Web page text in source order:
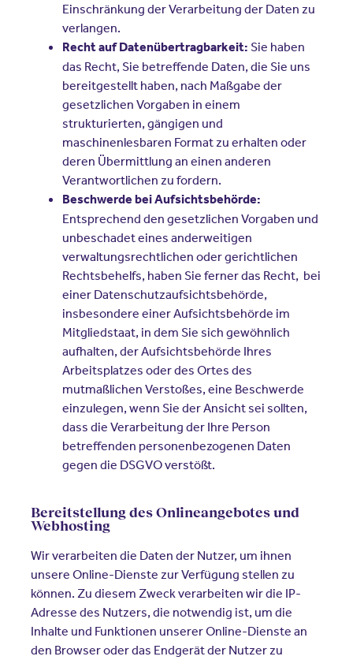
Einschränkung der Verarbeitung der Daten zu
verlangen.
Recht auf Datenübertragbarkeit: Sie haben
das Recht, Sie betreffende Daten, die Sie uns
bereitgestellt haben, nach Maßgabe der
gesetzlichen Vorgaben in einem
strukturierten, gängigen und
maschinenlesbaren Format zu erhalten oder
deren Übermittlung an einen anderen
Verantwortlichen zu fordern.
Beschwerde bei Aufsichtsbehörde:
Entsprechend den gesetzlichen Vorgaben und
unbeschadet eines anderweitigen
verwaltungsrechtlichen oder gerichtlichen
Rechtsbehelfs, haben Sie ferner das Recht, bei
einer Datenschutzaufsichtsbehörde,
insbesondere einer Aufsichtsbehörde im
Mitgliedstaat, in dem Sie sich gewöhnlich
aufhalten, der Aufsichtsbehörde Ihres
Arbeitsplatzes oder des Ortes des
mutmaßlichen Verstoßes, eine Beschwerde
einzulegen, wenn Sie der Ansicht sei sollten,
dass die Verarbeitung der Ihre Person
betreffenden personenbezogenen Daten
gegen die DSGVO verstößt.
Bereitstellung des Onlineangebotes und
Webhosting
Wir verarbeiten die Daten der Nutzer, um ihnen
unsere Online-Dienste zur Verfügung stellen zu
können. Zu diesem Zweck verarbeiten wir die IP-
Adresse des Nutzers, die notwendig ist, um die
Inhalte und Funktionen unserer Online-Dienste an
den Browser oder das Endgerät der Nutzer zu